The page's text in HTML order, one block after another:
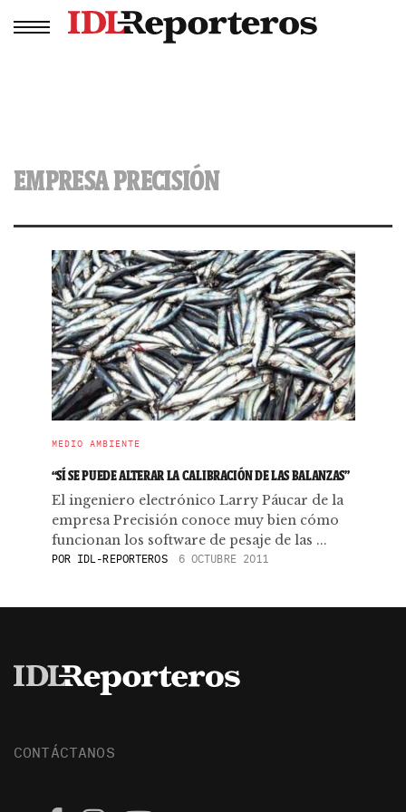
EMPRESA PRECISIÓN
MEDIO AMBIENTE
“SÍ SE PUEDE ALTERAR LA CALIBRACIÓN DE LAS BALANZAS”
El ingeniero electrónico Larry Páucar de la
empresa Precisión conoce muy bien cómo
funcionan los software de pesaje de las ...
POR IDL-REPORTEROS 6 OCTUBRE 2011
CONTÁCTANOS